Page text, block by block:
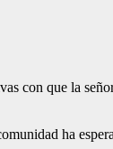
con que la
ha